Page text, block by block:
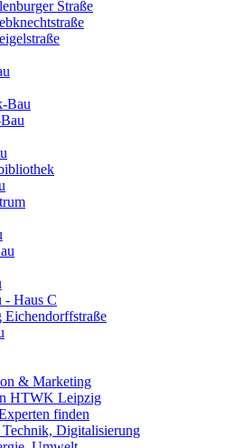
Straße
Bau
- Haus C
Eichendorffstraße
& Marketing
HTWK Leipzig
finden
Digitalisierung